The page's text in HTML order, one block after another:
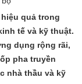
quả trong
tế và kỹ thuật.
dụng rộng rãi,
pha truyền
nhà thầu và kỹ